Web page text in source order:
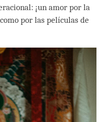
¡un amor por la
por las películas de